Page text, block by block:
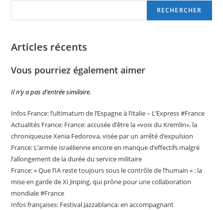
RECHERCHER
Articles récents
Vous pourriez également aimer
Il n’y a pas d’entrée similaire.
Infos France: l’ultimatum de l’Espagne à l’Italie – L’Express #France
Actualités France: France: accusée d’être la «voix du Kremlin», la
chroniqueuse Xenia Fedorova, visée par un arrêté d’expulsion
France: L’armée israélienne encore en manque d’effectifs malgré
l’allongement de la durée du service militaire
France: « Que l’IA reste toujours sous le contrôle de l’humain » : la
mise en garde de Xi Jinping, qui prône pour une collaboration
mondiale #France
Infos françaises: Festival Jazzablanca: en accompagnant